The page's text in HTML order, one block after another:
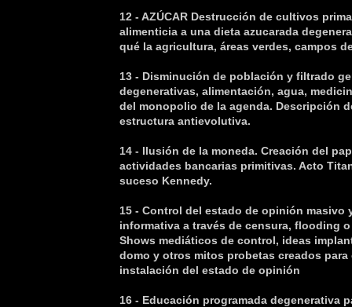
12 - AZÚCAR Destrucción de cultivos
alimenticia a una dieta azucarada
qué la agricultura, áreas verdes, campos
13 - Disminución de población y filtrado
degenerativas, alimentación, agua,
del monopolio de la agenda. Descripción
estructura antievolutiva.
14 - Ilusión de la moneda. Creación del
actividades bancarias primitivas. Acto
suceso Kennedy.
15 - Control del estado de opinión masivo
informativa a través de censura, flooding
Shows mediáticos de control, ideas
domo y otros mitos probetas creados
instalación del estado de opinión
16 - Educación programada degenerativa